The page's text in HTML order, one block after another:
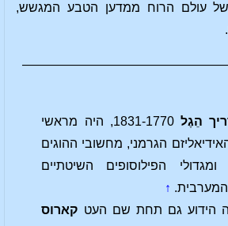
של עולם הרוח ממדען הטבע המגשש,
הֵגֶל
1831-1770, היה מראשי
הגרמני, מחשובי ההוגים
הפילוסופים השיטתיים
המערבית. ↑
הידוע גם תחת שם העט קארוס